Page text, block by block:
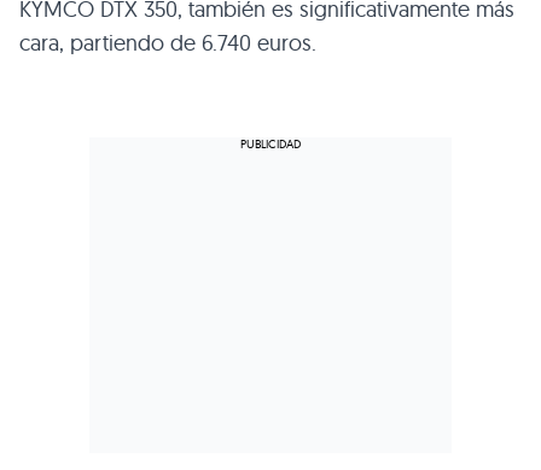
KYMCO DTX 350, también es significativamente más
cara, partiendo de 6.740 euros.